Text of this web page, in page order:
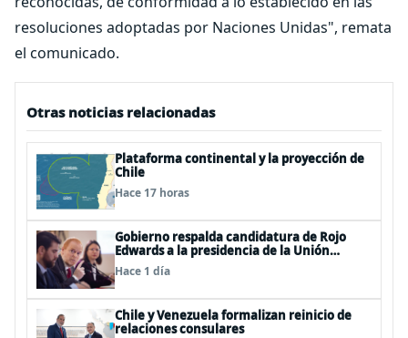
resoluciones adoptadas por Naciones Unidas", remata
el comunicado.
Otras noticias relacionadas
Plataforma continental y la proyección de
Chile
Hace 17 horas
Gobierno respalda candidatura de Rojo
Edwards a la presidencia de la Unión
Interparlamentaria (UIP)
Hace 1 día
Chile y Venezuela formalizan reinicio de
relaciones consulares